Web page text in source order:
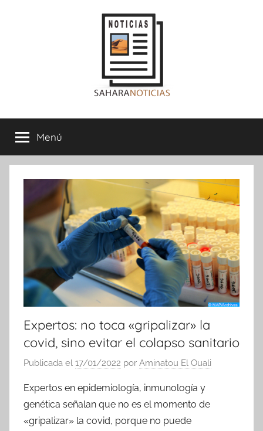
Sahara
Noticias
Menú
Expertos: no toca «gripalizar» la
covid, sino evitar el colapso sanitario
Publicada el 17/01/2022 por Aminatou El Ouali
Expertos en epidemiología, inmunología y
genética señalan que no es el momento de
«gripalizar» la covid, porque no puede